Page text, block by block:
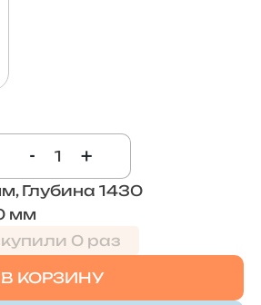
- +
Глубина 1430
мм
0 раз
В КОРЗИНУ